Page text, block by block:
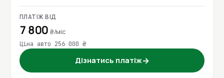
ПЛАТІЖ ВІД
7 800₴/міс
Ціна авто 256 000 ₴
Дізнатись платіж→